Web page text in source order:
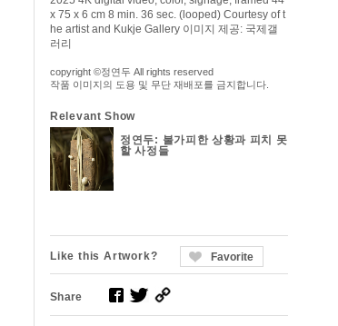
x 75 x 6 cm 8 min. 36 sec. (looped) Courtesy of t
he artist and Kukje Gallery 이미지 제공: 국제갤
러리
copyright ©정연두 All rights reserved
작품 이미지의 도용 및 무단 재배포를 금지합니다.
Relevant Show
정연두: 불가피한 상황과 피치 못
할 사정들
Like this Artwork? Favorite
Share